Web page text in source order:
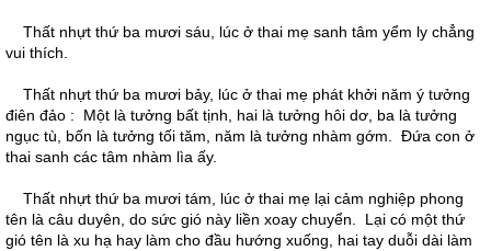
Thất nhựt thứ ba mươi sáu, lúc ở thai mẹ sanh tâm yểm ly chẳng
vui thích.
Thất nhựt thứ ba mươi bảy, lúc ở thai mẹ phát khởi năm ý tưởng
điên đảo : Một là tưởng bất tịnh, hai là tưởng hôi dơ, ba là tưởng
ngục tù, bốn là tưởng tối tăm, năm là tưởng nhàm gớm. Đứa con ở
thai sanh các tâm nhàm lìa ấy.
Thất nhựt thứ ba mươi tám, lúc ở thai mẹ lại cảm nghiệp phong
tên là câu duyên, do sức gió này liền xoay chuyển. Lại có một thứ
gió tên là xu hạ hay làm cho đầu hướng xuống, hai tay duỗi dài làm